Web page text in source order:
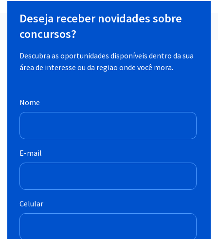
Deseja receber novidades sobre
concursos?
Descubra as oportunidades disponíveis dentro da sua
área de interesse ou da região onde você mora.
Nome
E-mail
Celular